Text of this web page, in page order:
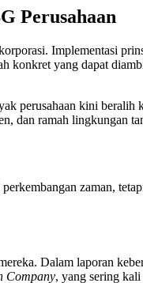
Perusahaan
Implementasi
yang dapat
perusahaan kini
dan ramah lingkungan
zaman,
Dalam laporan
Company, yang sering